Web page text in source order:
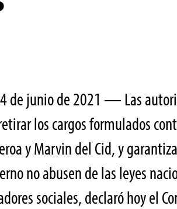
de junio de 2021 — Las
los cargos formulados
y Marvin del Cid, y
no abusen de las leyes
sociales, declaró hoy el